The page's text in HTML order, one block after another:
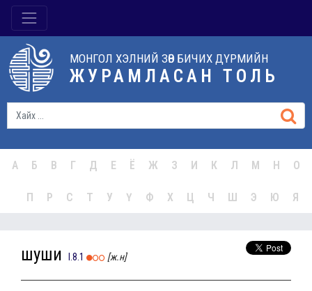
МОНГОЛ ХЭЛНИЙ ЗӨВ БИЧИХ ДҮРМИЙН
ЖУРАМЛАСАН ТОЛЬ
А Б В Г Д Е Ё Ж З И К Л М Н О
П Р С Т У Ү Ф Х Ц Ч Ш Э Ю Я
шуши I.8.1 [ж.н]